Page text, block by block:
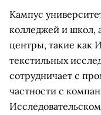
Кампус
колледжей и школ,
центры, такие как
текстильных
сотрудничает с
частности с